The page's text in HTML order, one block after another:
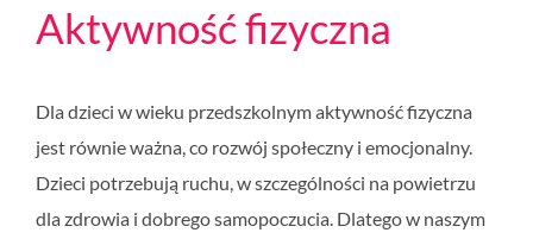
Aktywność fizyczna
Dla dzieci w wieku przedszkolnym aktywność fizyczna
jest równie ważna, co rozwój społeczny i emocjonalny.
Dzieci potrzebują ruchu, w szczególności na powietrzu
dla zdrowia i dobrego samopoczucia. Dlatego w naszym